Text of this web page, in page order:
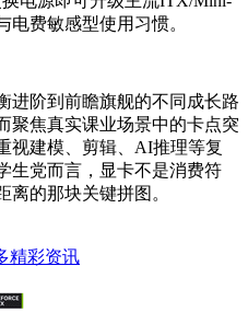
费敏感型使用习惯。
进阶到前瞻旗舰的不同成长路
焦真实课业场景中的卡点突
视建模、剪辑、AI推理等复
生党而言，显卡不是消费符
的那块关键拼图。
精彩资讯